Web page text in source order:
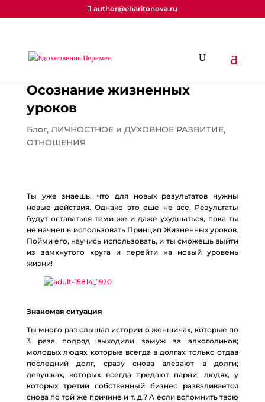
author@eharitonova.ru
Осознание жизненных
уроков
Блог, ЛИЧНОСТНОЕ и ДУХОВНОЕ РАЗВИТИЕ,
ОТНОШЕНИЯ
Ты уже знаешь, что для новых результатов нужны
новые действия. Однако это еще не все. Результаты
будут оставаться теми же и даже ухудшаться, пока ты
не начнешь использовать Принцип Жизненных уроков.
Пойми его, научись использовать, и ты сможешь выйти
из замкнутого круга и перейти на новый уровень
жизни!
Знакомая ситуация
Ты много раз слышал истории о женщинах, которые по
3 раза подряд выходили замуж за алкоголиков;
молодых людях, которые всегда в долгах: только отдав
последний долг, сразу снова влезают в долги;
девушках, которых всегда предают парни; людях, у
которых третий собственный бизнес разваливается
снова по той же причине и т. д.? А если вспомнить твою